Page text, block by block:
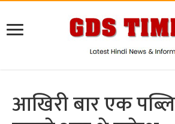
आखिरी बार एक